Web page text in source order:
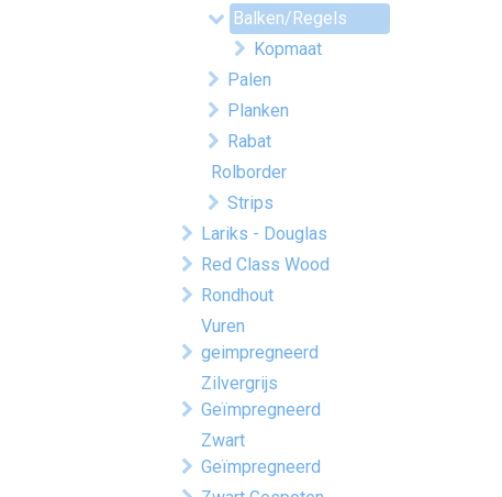
Balken/Regels
Kopmaat
Palen
Planken
Rabat
Rolborder
Strips
Lariks - Douglas
Red Class Wood
Rondhout
Vuren
geimpregneerd
Zilvergrijs
Geïmpregneerd
Zwart
Geïmpregneerd